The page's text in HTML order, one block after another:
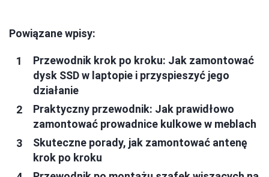
Powiązane wpisy:
Przewodnik krok po kroku: Jak zamontować
dysk SSD w laptopie i przyspieszyć jego
działanie
Praktyczny przewodnik: Jak prawidłowo
zamontować prowadnice kulkowe w meblach
Skuteczne porady, jak zamontować antenę
krok po kroku